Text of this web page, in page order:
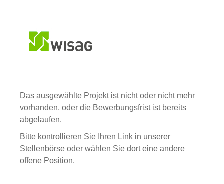
Das ausgewählte Projekt ist nicht oder nicht mehr
vorhanden, oder die Bewerbungsfrist ist bereits
abgelaufen.
Bitte kontrollieren Sie Ihren Link in unserer
Stellenbörse oder wählen Sie dort eine andere
offene Position.